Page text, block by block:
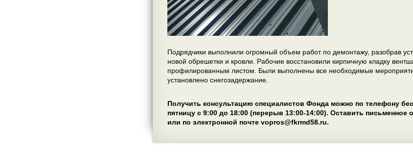
Подрядчики выполнили огромный объем работ по демонтажу, разобрав
новой обрешетки и кровли. Рабочие восстановили кирпичную кладку
профилированным листом. Были выполнены все необходимые
установлено снегозадержание.
Получить консультацию специалистов Фонда можно по телефону
пятницу с 9:00 до 18:00 (перерыв 13:00-14:00). Оставить
или по электронной почте vopros@fkrmd58.ru.